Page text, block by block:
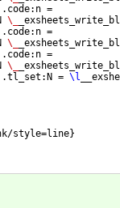
=
\_
=
\_
=
\_
=
\l
style=line}